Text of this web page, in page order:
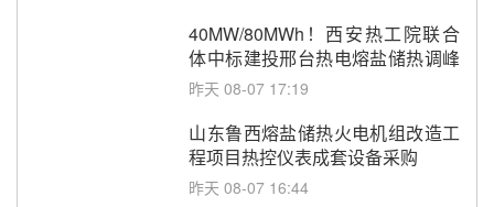
40MW/80MWh！西安热工院联合
体中标建投邢台热电熔盐储热调峰
调频改造EPC项目
昨天 08-07 17:19
山东鲁西熔盐储热火电机组改造工
程项目热控仪表成套设备采购
昨天 08-07 16:44